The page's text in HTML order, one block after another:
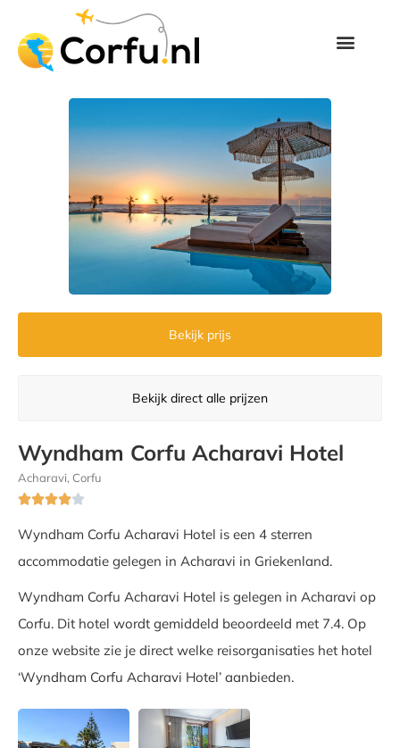
Bekijk prijs
Bekijk direct alle prijzen
Wyndham Corfu Acharavi Hotel
Acharavi, Corfu

Wyndham Corfu Acharavi Hotel is een 4 sterren
accommodatie gelegen in Acharavi in Griekenland.
Wyndham Corfu Acharavi Hotel is gelegen in Acharavi op
Corfu. Dit hotel wordt gemiddeld beoordeeld met 7.4. Op
onze website zie je direct welke reisorganisaties het hotel
‘Wyndham Corfu Acharavi Hotel’ aanbieden.